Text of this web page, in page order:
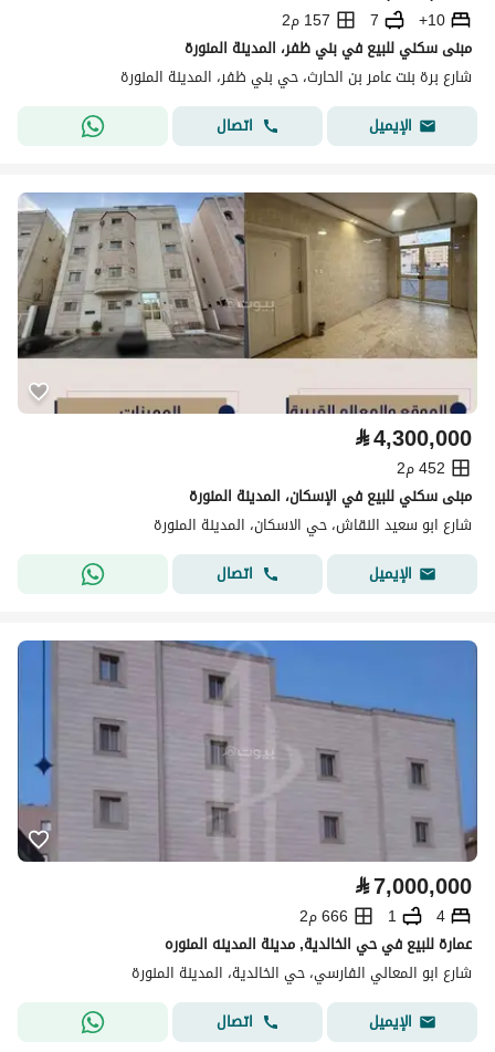
10+
7
157 م2
مبنى سكني للبيع في بني ظفر، المدينة المنورة
شارع برة بنت عامر بن الحارث، حي بني ظفر، المدينة المنورة
الإيميل
اتصال
⃁4,300,000
452 م2
مبنى سكني للبيع في الإسكان، المدينة المنورة
شارع ابو سعيد النقاش، حي الاسكان، المدينة المنورة
الإيميل
اتصال
⃁7,000,000
4
1
666 م2
عمارة للبيع في حي الخالدية, مدينة المدينه المنوره
شارع ابو المعالي الفارسي، حي الخالدية، المدينة المنورة
الإيميل
اتصال